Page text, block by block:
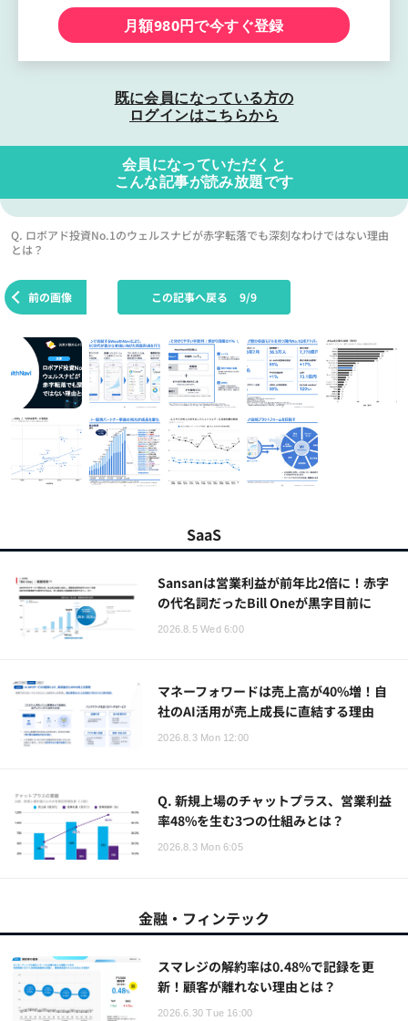
月額980円で今すぐ登録
既に会員になっている方の
ログインはこちらから
会員になっていただくと
こんな記事が読み放題です
Q. ロボアド投資No.1のウェルスナビが赤字転落でも深刻なわけではない理由
とは？
前の画像 この記事へ戻る 9/9
SaaS
Sansanは営業利益が前年比2倍に！赤字
の代名詞だったBill Oneが黒字目前に
2026.8.5 Wed 6:00
マネーフォワードは売上高が40%増！自
社のAI活用が売上成長に直結する理由
2026.8.3 Mon 12:00
Q. 新規上場のチャットプラス、営業利益
率48%を生む3つの仕組みとは？
2026.8.3 Mon 6:05
金融・フィンテック
スマレジの解約率は0.48%で記録を更
新！顧客が離れない理由とは？
2026.6.30 Tue 16:00